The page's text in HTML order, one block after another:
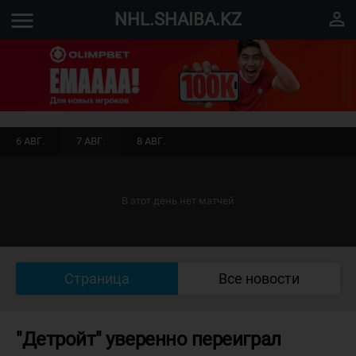
menu NHL.SHAIBA.KZ perm_identity
6 АВГ. 7 АВГ. 8 АВГ.
В этот день нет матчей
Страница Все новости
"Детройт" уверенно переиграл